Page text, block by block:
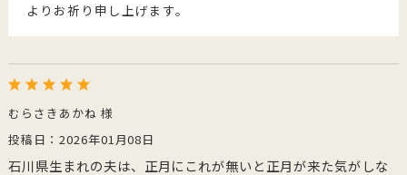
よりお祈り申し上げます。
むらさきあかね 様
投稿日：2026年01月08日
石川県生まれの夫は、正月にこれが無いと正月が来た気がしな